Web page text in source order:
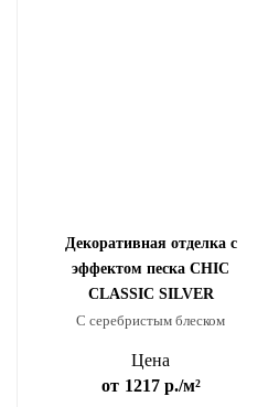
Декоративная отделка с
эффектом песка CHIC
CLASSIC SILVER
С серебристым блеском
Цена
от 1217 р./м²